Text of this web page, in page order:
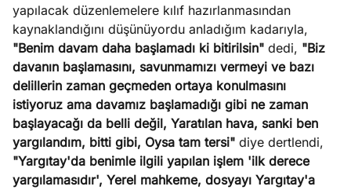
yapılacak düzenlemelere kılıf hazırlanmasından
kaynaklandığını düşünüyordu anladığım kadarıyla,
"Benim davam daha başlamadı ki bitirilsin" dedi, "Biz
davanın başlamasını, savunmamızı vermeyi ve bazı
delillerin zaman geçmeden ortaya konulmasını
istiyoruz ama davamız başlamadığı gibi ne zaman
başlayacağı da belli değil, Yaratılan hava, sanki ben
yargılandım, bitti gibi, Oysa tam tersi" diye dertlendi,
"Yargıtay'da benimle ilgili yapılan işlem 'ilk derece
yargılamasıdır', Yerel mahkeme, dosyayı Yargıtay'a